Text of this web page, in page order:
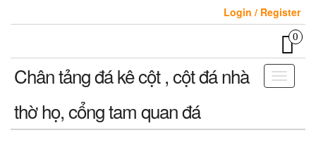
Login / Register
0
Toggle
Chân tảng đá kê cột , cột đá nhà
thờ họ, cổng tam quan đá